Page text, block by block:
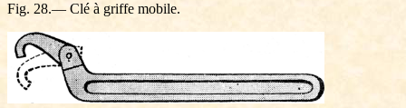
Fig. 28.— Clé à griffe mobile.